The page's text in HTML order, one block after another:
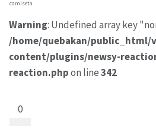
camiseta
Warning: Undefined array key
/home/quebakan/public_html/
content/plugins/newsy-
reaction.phpon line342
0